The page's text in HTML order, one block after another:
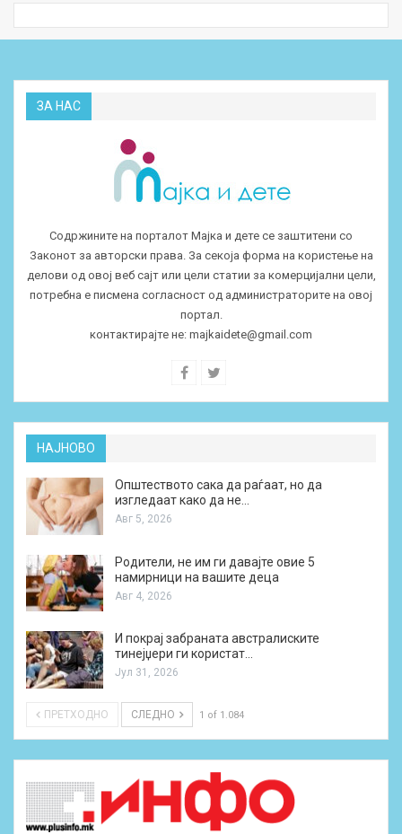
ЗА НАС
Содржините на порталот Мајка и дете се заштитени со
Законот за авторски права. За секоја форма на користење на
делови од овој веб сајт или цели статии за комерцијални цели,
потребна е писмена согласност од администраторите на овој
портал.
контактирајте не: majkaidete@gmail.com
НАЈНОВО
Општеството сака да раѓаат, но да
изгледаат како да не…
Авг 5, 2026
Родители, не им ги давајте овие 5
намирници на вашите деца
Авг 4, 2026
И покрај забраната австралиските
тинејџери ги користат…
Јул 31, 2026
ПРЕТХОДНО СЛЕДНО 1 of 1.084